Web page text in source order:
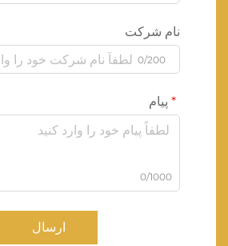
نام شرکت
0/200
پیام
0/1000
ارسال